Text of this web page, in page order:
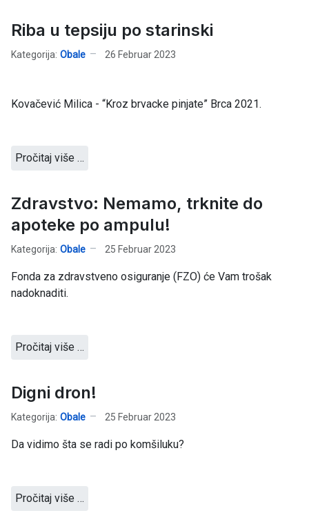
Riba u tepsiju po starinski
Kategorija: Obale 26 Februar 2023
Kovačević Milica - “Kroz brvacke pinjate” Brca 2021.
Pročitaj više …
Zdravstvo: Nemamo, trknite do
apoteke po ampulu!
Kategorija: Obale 25 Februar 2023
Fonda za zdravstveno osiguranje (FZO) će Vam trošak
nadoknaditi.
Pročitaj više …
Digni dron!
Kategorija: Obale 25 Februar 2023
Da vidimo šta se radi po komšiluku?
Pročitaj više …